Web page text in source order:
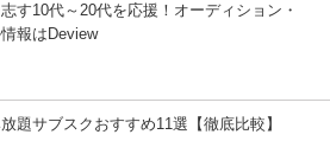
す10代～20代を応援！オーディション・
報はDeview
題サブスクおすすめ11選【徹底比較】